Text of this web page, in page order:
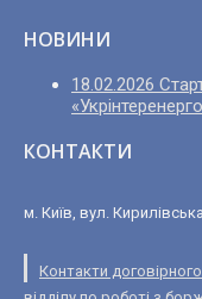
НОВИНИ
18.02.2026
КОНТАКТИ
м. Київ, вул.
Контакти